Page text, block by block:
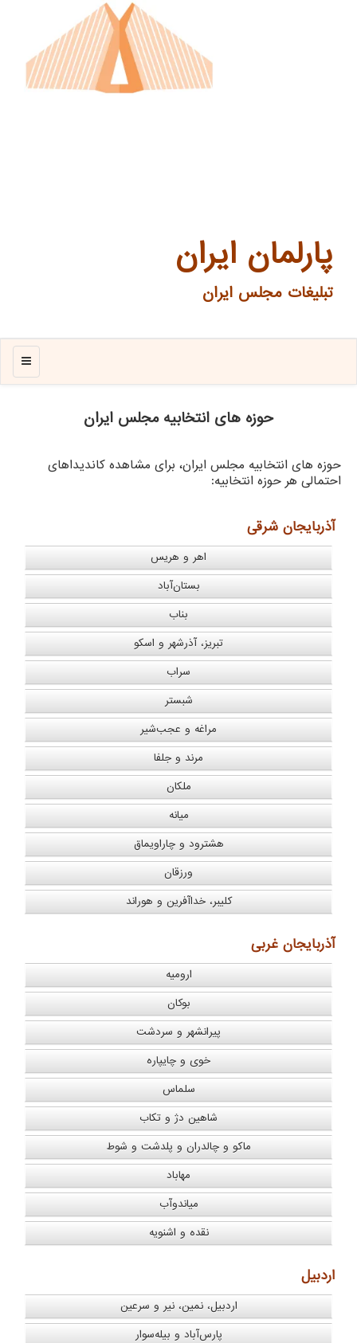
پارلمان ایران
تبلیغات مجلس ایران
منو
حوزه های انتخابیه مجلس ایران
حوزه های انتخابیه مجلس ایران، برای مشاهده کاندیداهای
احتمالی هر حوزه انتخابیه:
آذربایجان شرقی
اهر و هریس
بستان‌آباد
بناب
تبریز، آذرشهر و اسکو
سراب
شبستر
مراغه و عجب‌شیر
مرند و جلفا
ملکان
میانه
هشترود و چاراویماق
ورزقان
کلیبر، خداآفرین و هوراند
آذربایجان غربی
ارومیه
بوکان
پیرانشهر و سردشت
خوی و چایپاره
سلماس
شاهین دژ و تکاب
ماکو و چالدران و پلدشت و شوط
مهاباد
میاندوآب
نقده و اشنویه
اردبیل
اردبیل، نمین، نیر و سرعین
پارس‌آباد و بیله‌سوار